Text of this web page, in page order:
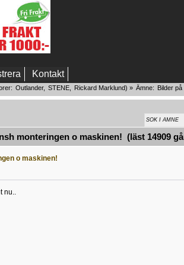
Kontakt
Outlander, STENE, Rickard Marklund) » Ämne: Bilder
monteringen o maskinen! (läst 14909
o maskinen!
nu..